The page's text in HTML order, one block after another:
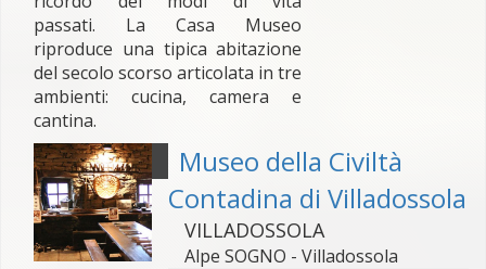
passati. La Casa Museo
riproduce una tipica abitazione
del secolo scorso articolata in tre
ambienti: cucina, camera e
cantina.
Museo della Civiltà
Contadina di Villadossola
VILLADOSSOLA
Alpe SOGNO - Villadossola